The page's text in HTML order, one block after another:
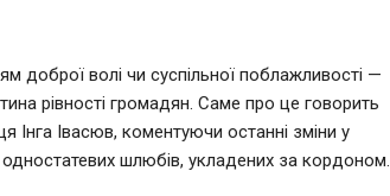
волі чи суспільної поблажливості —
рівності громадян. Саме про це говорить
Інга Івасюв, коментуючи останні зміни у
шлюбів, укладених за кордоном.